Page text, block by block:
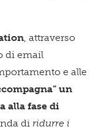
, attraverso
di email
e alle
un
alla fase di
di ridurre i